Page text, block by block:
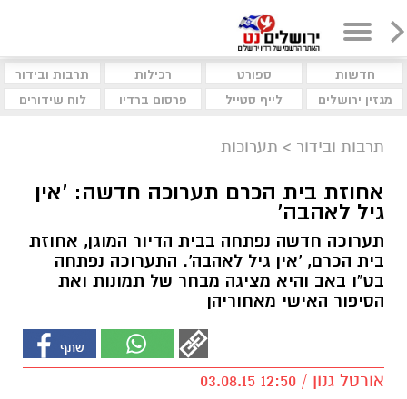
חדשות ספורט רכילות
תרבות ובידור
מגזין ירושלים
לייף סטייל פרסום ברדיו לוח שידורים
תרבות ובידור > תערוכות
אחוזת בית הכרם תערוכה חדשה: 'אין
גיל לאהבה'
תערוכה חדשה נפתחה בבית הדיור המוגן, אחוזת
בית הכרם, 'אין גיל לאהבה'. התערוכה נפתחה
בט"ו באב והיא מציגה מבחר של תמונות ואת
הסיפור האישי מאחוריהן
אורטל גנון / 12:50 03.08.15